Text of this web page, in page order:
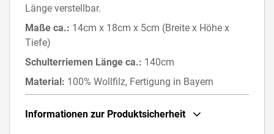
Länge verstellbar.
Maße ca.: 14cm x 18cm x 5cm (Breite x Höhe x
Tiefe)
Schulterriemen Länge ca.: 140cm
Material: 100% Wollfilz, Fertigung in Bayern
Informationen zur Produktsicherheit